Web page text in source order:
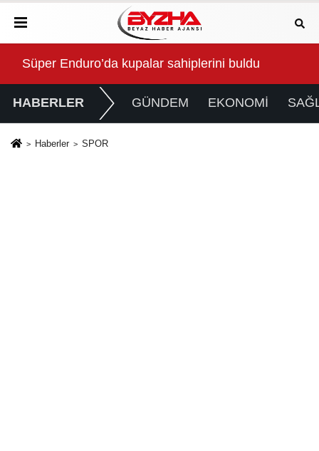
Anne Şehir yaz akşamlarında “Arabesk” rüzgârı esti
HABERLER GÜNDEM EKONOMİ
Haberler SPOR